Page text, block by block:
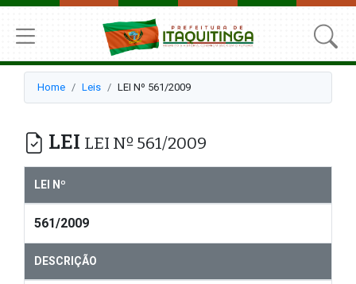
Home Leis LEI Nº 561/2009
LEI LEI Nº 561/2009
LEI Nº
561/2009
DESCRIÇÃO